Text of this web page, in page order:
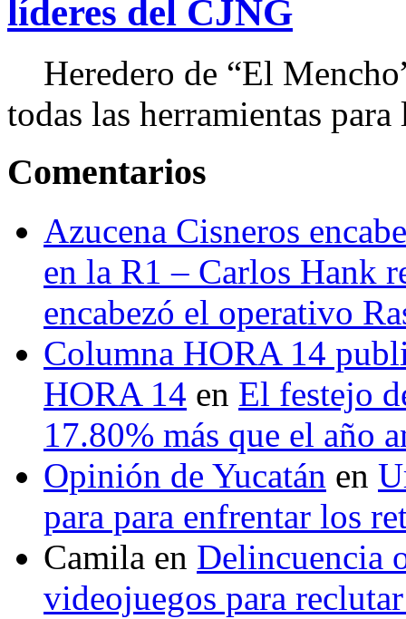
líderes del CJNG
Heredero de “El
todas las herramientas
Comentarios
Azucena Cisneros
en la R1 – Carlos Hank
encabezó el operativo
Columna HORA 14
HORA 14 en El festejo
17.80% más que el año
Opinión de Yucatán en
para para enfrentar los
Camila en Delincuencia
videojuegos para